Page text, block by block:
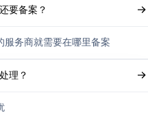
要备案？
服务商就需要在哪里备案
理？